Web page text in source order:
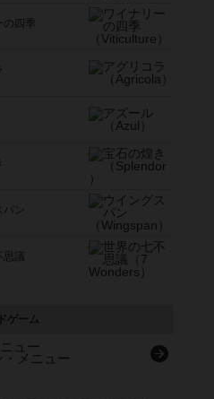
の四季
パン
思議
ゲーム
・メニュー